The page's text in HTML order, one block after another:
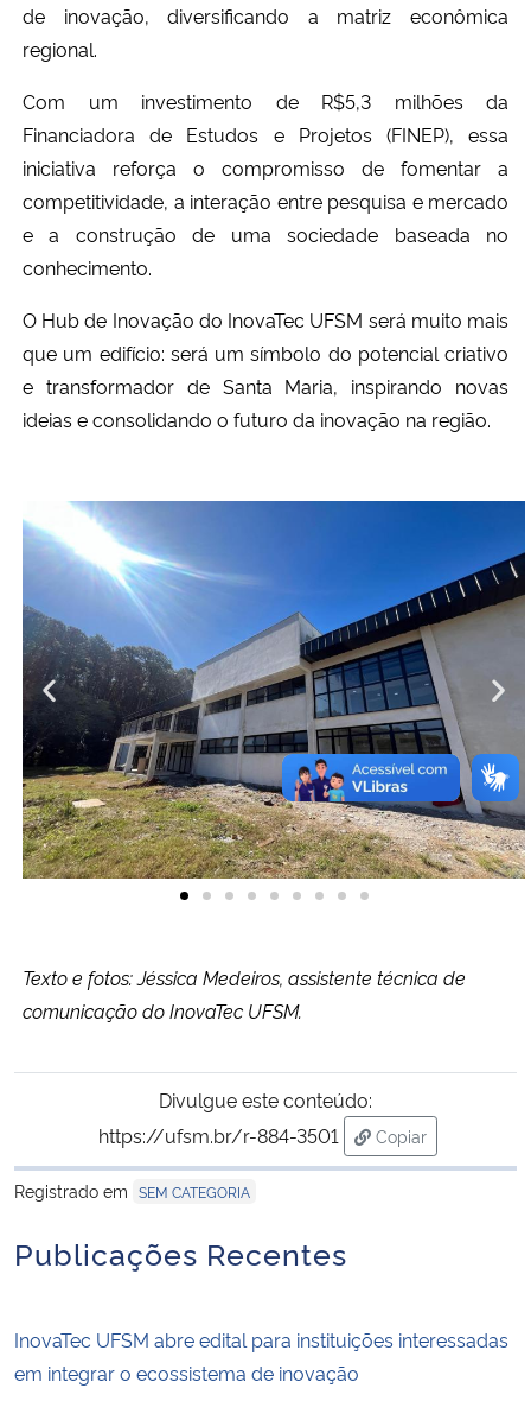
Planalto
de inovação, diversificando a matriz econômica
regional.
Com um investimento de R$5,3 milhões da
Financiadora de Estudos e Projetos (FINEP), essa
iniciativa reforça o compromisso de fomentar a
competitividade, a interação entre pesquisa e mercado
e a construção de uma sociedade baseada no
conhecimento.
O Hub de Inovação do InovaTec UFSM será muito mais
que um edifício: será um símbolo do potencial criativo
e transformador de Santa Maria, inspirando novas
ideias e consolidando o futuro da inovação na região.
Texto e fotos: Jéssica Medeiros, assistente técnica de
comunicação do InovaTec UFSM.
Divulgue este conteúdo:
https://ufsm.br/r-884-3501
Copiar
para área de
Registrado em SEM CATEGORIA
Publicações Recentes
InovaTec UFSM abre edital para instituições interessadas
em integrar o ecossistema de inovação